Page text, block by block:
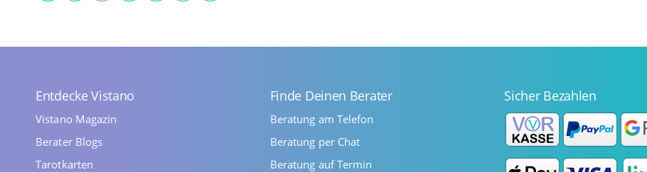
Entdecke Vistano
Vistano Magazin
Berater Blogs
Tarotkarten
Finde Deinen Berater
Beratung am Telefon
Beratung per Chat
Beratung auf Termin
Sicher Bezahlen